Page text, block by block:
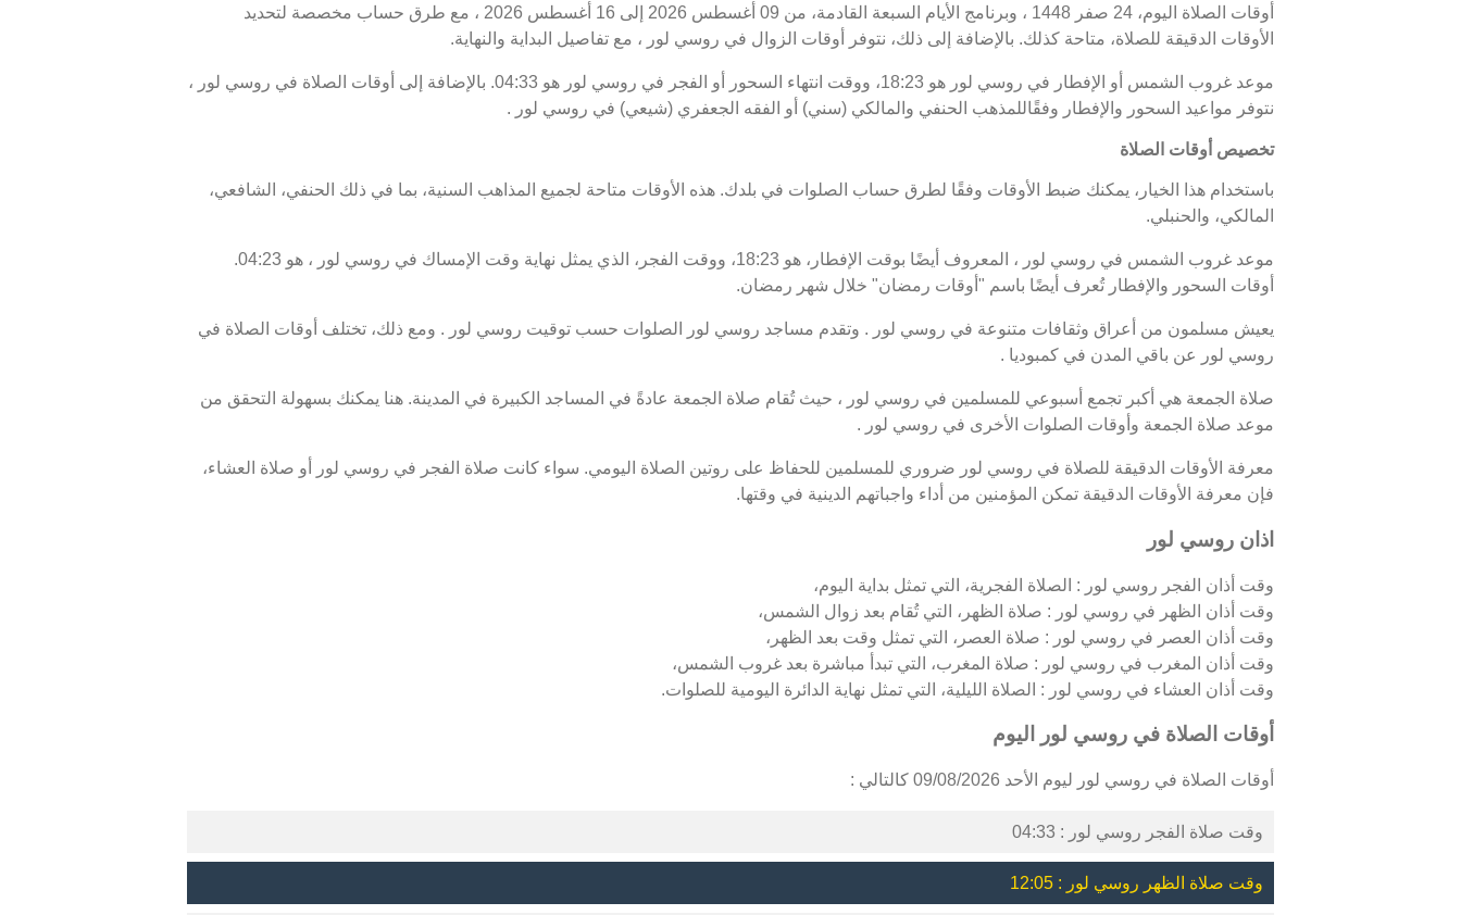
أوقات الصلاة اليوم، 24 صفر 1448 ، وبرنامج الأيام السبعة القادمة، من 09 أغسطس 2026 إلى 16 أغسطس 2026 ، مع طرق حساب مخصصة لتحديد
الأوقات الدقيقة للصلاة، متاحة كذلك. بالإضافة إلى ذلك، نتوفر أوقات الزوال في روسي لور ، مع تفاصيل البداية والنهاية.
موعد غروب الشمس أو الإفطار في روسي لور هو 18:23، ووقت انتهاء السحور أو الفجر في روسي لور هو 04:33. بالإضافة إلى أوقات الصلاة في روسي لور ،
نتوفر مواعيد السحور والإفطار وفقًاللمذهب الحنفي والمالكي (سني) أو الفقه الجعفري (شيعي) في روسي لور .
تخصيص أوقات الصلاة
باستخدام هذا الخيار، يمكنك ضبط الأوقات وفقًا لطرق حساب الصلوات في بلدك. هذه الأوقات متاحة لجميع المذاهب السنية، بما في ذلك الحنفي، الشافعي،
المالكي، والحنبلي.
موعد غروب الشمس في روسي لور ، المعروف أيضًا بوقت الإفطار، هو 18:23، ووقت الفجر، الذي يمثل نهاية وقت الإمساك في روسي لور ، هو 04:23.
أوقات السحور والإفطار تُعرف أيضًا باسم "أوقات رمضان" خلال شهر رمضان.
يعيش مسلمون من أعراق وثقافات متنوعة في روسي لور . وتقدم مساجد روسي لور الصلوات حسب توقيت روسي لور . ومع ذلك، تختلف أوقات الصلاة في
روسي لور عن باقي المدن في كمبوديا .
صلاة الجمعة هي أكبر تجمع أسبوعي للمسلمين في روسي لور ، حيث تُقام صلاة الجمعة عادةً في المساجد الكبيرة في المدينة. هنا يمكنك بسهولة التحقق من
موعد صلاة الجمعة وأوقات الصلوات الأخرى في روسي لور .
معرفة الأوقات الدقيقة للصلاة في روسي لور ضروري للمسلمين للحفاظ على روتين الصلاة اليومي. سواء كانت صلاة الفجر في روسي لور أو صلاة العشاء،
فإن معرفة الأوقات الدقيقة تمكن المؤمنين من أداء واجباتهم الدينية في وقتها.
اذان روسي لور
وقت أذان الفجر روسي لور : الصلاة الفجرية، التي تمثل بداية اليوم،
وقت أذان الظهر في روسي لور : صلاة الظهر، التي تُقام بعد زوال الشمس،
وقت أذان العصر في روسي لور : صلاة العصر، التي تمثل وقت بعد الظهر،
وقت أذان المغرب في روسي لور : صلاة المغرب، التي تبدأ مباشرة بعد غروب الشمس،
وقت أذان العشاء في روسي لور : الصلاة الليلية، التي تمثل نهاية الدائرة اليومية للصلوات.
أوقات الصلاة في روسي لور اليوم
أوقات الصلاة في روسي لور ليوم الأحد 09/08/2026 كالتالي :
وقت صلاة الفجر روسي لور : 04:33
وقت صلاة الظهر روسي لور : 12:05